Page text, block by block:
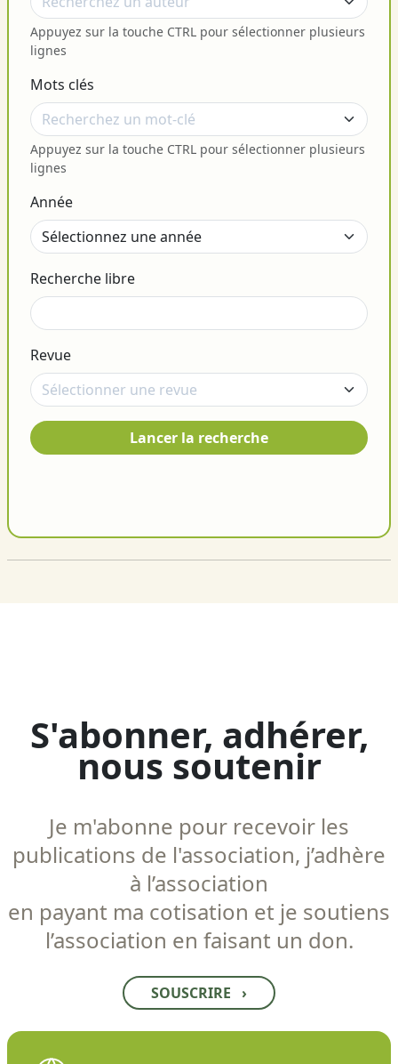
Appuyez sur la touche CTRL pour sélectionner plusieurs
lignes
Mots clés
Appuyez sur la touche CTRL pour sélectionner plusieurs
lignes
Année
Recherche libre
Revue
Lancer la recherche
S'abonner, adhérer,
nous soutenir
Je m'abonne pour recevoir les
publications de l'association, j’adhère
à l’association
en payant ma cotisation et je soutiens
l’association en faisant un don.
SOUSCRIRE ›